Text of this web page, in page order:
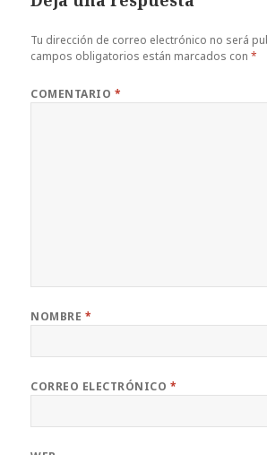
Tu dirección de correo electrónico no será
campos obligatorios están marcados con*
COMENTARIO *
NOMBRE *
CORREO ELECTRÓNICO *